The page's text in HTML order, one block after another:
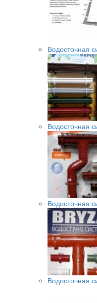
Водосточная
Водосточная
Водосточная
Водосточная